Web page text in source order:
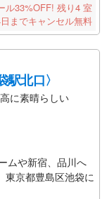
ル33%OFF! 残り4 室
までキャンセル無料
駅北口〉
に素晴らしい
ムや新宿、品川へ
東京都豊島区池袋に